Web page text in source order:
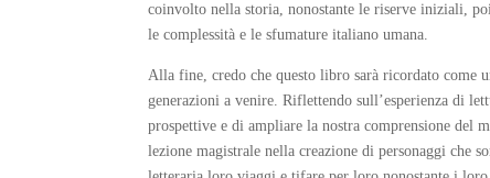
coinvolto nella storia, nonostante le riserve iniziali,
le complessità e le sfumature italiano umana.
Alla fine, credo che questo libro sarà ricordato come
generazioni a venire. Riflettendo sull’esperienza di
prospettive e di ampliare la nostra comprensione del
lezione magistrale nella creazione di personaggi che